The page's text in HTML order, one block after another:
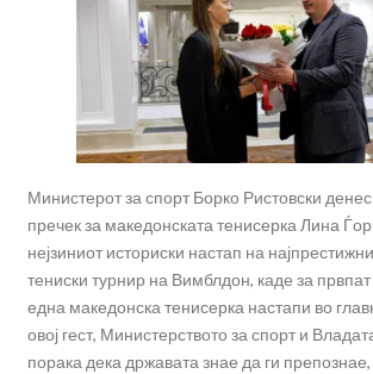
Министерот за спорт Борко Ристовски
пречек за македонската тенисерка Лина
нејзиниот историски настап на
тениски турнир на Вимблдон, каде за првпат
една македонска тенисерка настапи во
овој гест, Министерството за спорт и
порака дека државата знае да ги